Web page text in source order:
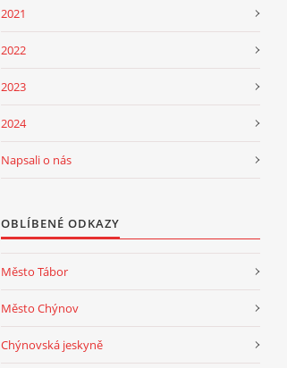
2021
2022
2023
2024
Napsali o nás
OBLÍBENÉ ODKAZY
Město Tábor
Město Chýnov
Chýnovská jeskyně